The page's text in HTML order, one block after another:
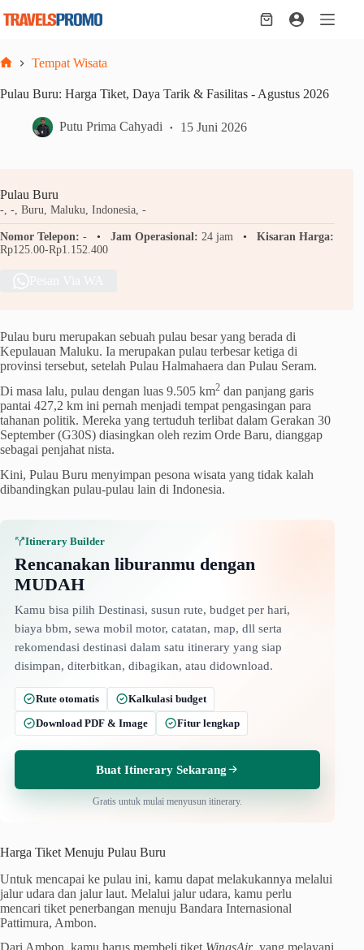
Shopping
Tempat Wisata
Pulau Buru: Harga Tiket, Daya Tarik & Fasilitas - Agustus 2026
Putu Prima Cahyadi 15 Juni 2026
Pulau Buru
-, -, Buru, Maluku, Indonesia, -
Nomor Telepon: - Jam Operasional: 24 jam
Kisaran Harga:
Rp125.00-Rp1.152.400
Pulau buru merupakan sebuah pulau besar yang berada di
Kepulauan Maluku. Ia merupakan pulau terbesar ketiga di
provinsi tersebut, setelah Pulau Halmahaera dan Pulau Seram.
Di masa lalu, pulau dengan luas 9.505 km2 dan panjang garis
pantai 427,2 km ini pernah menjadi tempat pengasingan para
tahanan politik. Mereka yang tertuduh terlibat dalam Gerakan 30
September (G30S) diasingkan oleh rezim Orde Baru, dianggap
sebagai penjahat nista.
Kini, Pulau Buru menyimpan pesona wisata yang tidak kalah
dibandingkan pulau-pulau lain di Indonesia.
Itinerary Builder
Rencanakan liburanmu dengan
MUDAH
Kamu bisa pilih Destinasi, susun rute, budget per hari,
biaya bbm, sewa mobil motor, catatan, map, dll serta
rekomendasi destinasi dalam satu itinerary yang siap
disimpan, diterbitkan, dibagikan, atau didownload.
Rute otomatis
Kalkulasi budget
Download PDF & Image
Fitur lengkap
Buat Itinerary Sekarang
Gratis untuk mulai menyusun itinerary.
Harga Tiket Menuju Pulau Buru
Untuk mencapai ke pulau ini, kamu dapat melakukannya melalui
jalur udara dan jalur laut. Melalui jalur udara, kamu perlu
mencari tiket penerbangan menuju Bandara Internasional
Pattimura, Ambon.